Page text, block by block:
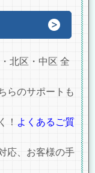
北区・中区 全
らのサポートも
！ よくあるご質
応、お客様の手